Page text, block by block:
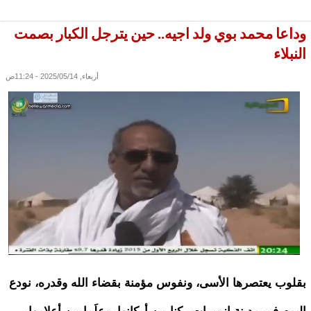
وداعا محمد بوي ولد اجيه.. حين يترجل الكبار بصمت
النبلاء
أربعاء, 2025/05/14 - 11:24ص
بقلوب يعتصرها الأسى، ونفوس مؤمنة بقضاء الله وقدره، نودع